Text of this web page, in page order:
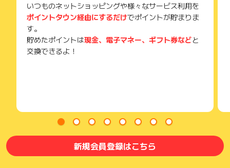
いつものネットショッピングや様々なサービス利用を
ポイントタウン経由にするだけでポイントが貯まりま
す。
貯めたポイントは現金、電子マネー、ギフト券などと
交換できるよ！
新規会員登録はこちら